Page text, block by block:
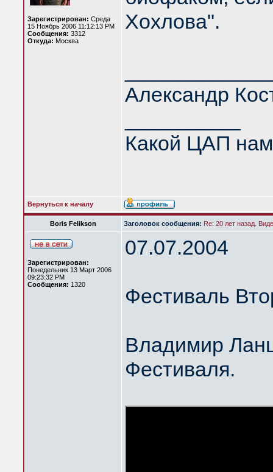
Зарегистрирован: Среда
15 Ноябрь 2006 11:12:13 PM
Сообщения: 3312
Откуда: Москва
Хохлова".
Александр
Какой ЦАП
Вернуться к началу
Boris Felikson Заголовок сообщения: Re: 20 лет назад.
Зарегистрирован:
Понедельник 13 Март 2006
09:23:32 PM
Сообщения: 1320
07.07.2004
Фестиваль
Владимир
Фестиваля.